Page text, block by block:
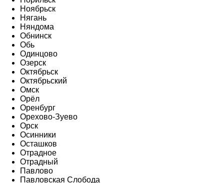
Ноябрьск
Нягань
Няндома
Обнинск
Обь
Одинцово
Озерск
Октябрьск
Октябрьский
Омск
Орёл
Оренбург
Орехово-Зуево
Орск
Осинники
Осташков
Отрадное
Отрадный
Павлово
Павловская Слобода